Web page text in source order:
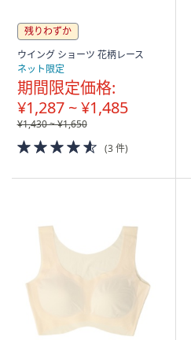
残りわずか
ウイング ショーツ 花柄レース
ネット限定
期間限定価格:
¥1,287 ~ ¥1,485
¥1,430 ~ ¥1,650
4.5
of
(3 件)